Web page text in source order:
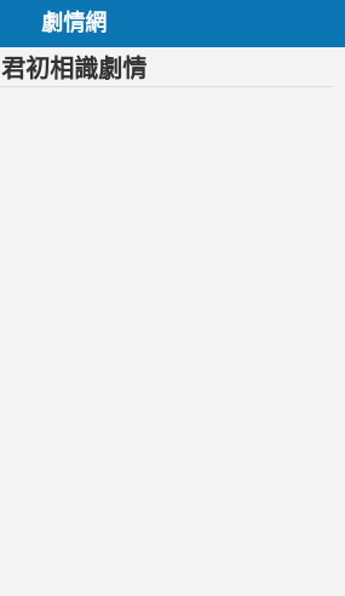
劇情網
君初相識劇情